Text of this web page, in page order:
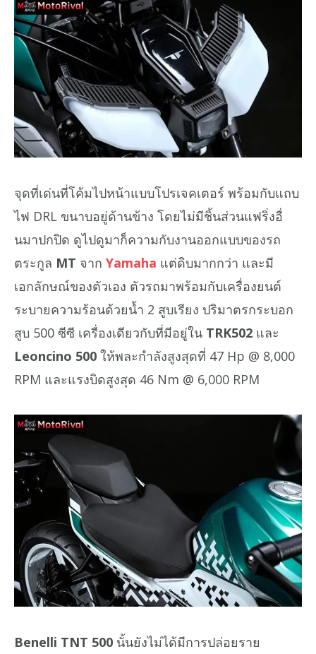
จุดที่เด่นที่โค้มไปหน้าแบบโปรเจคเตอร์ พร้อมกับแถบ
ไฟ DRL ขนาบอยู่ด้านข้าง โดยไม่มีชิ้นส่วนแฟริ่งอื่
นมาปกปิด ดูไปดูมาก็ความกับงานออกแบบของรถ
ตระกูล MT จาก Yamaha แต่ดิบมากกว่า และมี
เอกลักษณ์ของตัวเอง ตัวรถมาพร้อมกับเครื่องยนต์
ระบายความร้อนด้วยน้ำ 2 สูบเรียง ปริมาตรกระบอก
สูบ 500 ซีซี เครื่องเดียวกับที่มีอยู่ใน TRK502 และ
Leoncino 500 ให้พละกำลังสูงสุดที่ 47 Hp @ 8,000
RPM และแรงบิดสูงสุด 46 Nm @ 6,000 RPM
Benelli TNT 500 นั้นยังไม่ได้มีการปล่อยราย